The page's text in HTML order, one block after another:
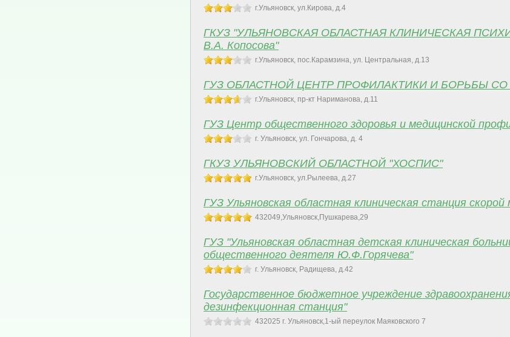
г.Ульяновск, ул.Кирова, д.4
ГКУЗ "УЛЬЯНОВСКАЯ ОБЛАСТНАЯ КЛИНИЧЕСКАЯ
В.А. Копосова"
г.Ульяновск, пос.Карамзина, ул. Центральная, д.13
ГУЗ ОБЛАСТНОЙ ЦЕНТР ПРОФИЛАКТИКИ И БОРЬБЫ
г.Ульяновск, пр-кт Нариманова, д.11
ГУЗ Центр общественного здоровья и медицинской
г. Ульяновск, ул. Гончарова, д. 4
ГКУЗ УЛЬЯНОВСКИЙ ОБЛАСТНОЙ "ХОСПИС"
г.Ульяновск, ул.Рылеева, д.27
ГУЗ Ульяновская областная клиническая станция
432049,Ульяновск,Пушкарева,29
ГУЗ "Ульяновская областная детская клиническая
общественного деятеля Ю.Ф.Горячева"
г. Ульяновск, Радищева, д.42
Государственное бюджетное учреждение
дезинфекционная станция"
432025 г. Ульяновск,1-ый переулок Маяковского 7